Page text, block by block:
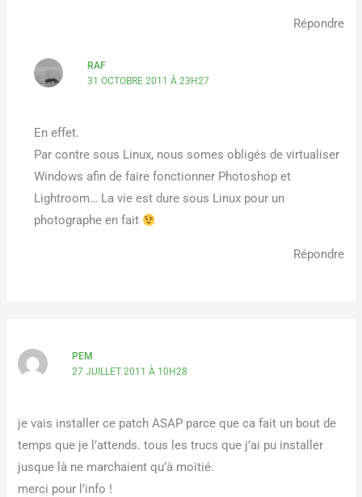
Répondre
RAF
31 OCTOBRE 2011 À 23H27
En effet.
Par contre sous Linux, nous somes obligés de virtualiser
Windows afin de faire fonctionner Photoshop et
Lightroom… La vie est dure sous Linux pour un
photographe en fait
Répondre
PEM
27 JUILLET 2011 À 10H28
je vais installer ce patch ASAP parce que ca fait un bout de
temps que je l’attends. tous les trucs que j’ai pu installer
jusque là ne marchaient qu’à moitié.
merci pour l’info !